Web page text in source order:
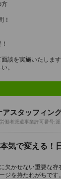
方
！
面談を実施いたしま
。
アスタッフィン
労働者派遣事業許可番号:
気で変える！
欠かせない重要な
ジを持たれがちで